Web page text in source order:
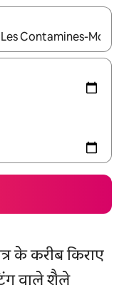
की' का इस्तेमाल करके नेविगेट
के करीब किराए
वाले शैले